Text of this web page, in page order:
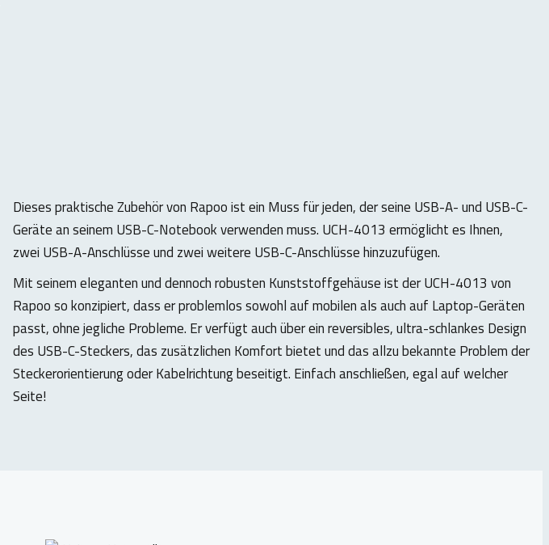
Dieses praktische Zubehör von Rapoo ist ein Muss für jeden, der seine USB-A- und USB-C-
Geräte an seinem USB-C-Notebook verwenden muss. UCH-4013 ermöglicht es Ihnen,
zwei USB-A-Anschlüsse und zwei weitere USB-C-Anschlüsse hinzuzufügen.
Mit seinem eleganten und dennoch robusten Kunststoffgehäuse ist der UCH-4013 von
Rapoo so konzipiert, dass er problemlos sowohl auf mobilen als auch auf Laptop-Geräten
passt, ohne jegliche Probleme. Er verfügt auch über ein reversibles, ultra-schlankes Design
des USB-C-Steckers, das zusätzlichen Komfort bietet und das allzu bekannte Problem der
Steckerorientierung oder Kabelrichtung beseitigt. Einfach anschließen, egal auf welcher
Seite!